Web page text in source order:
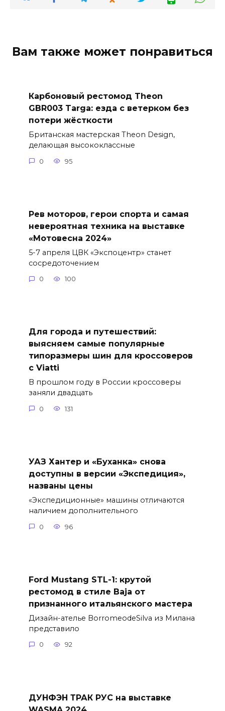
Вам также может понравиться
Карбоновый рестомод Theon
GBR003 Targa: езда с ветерком без
потери жёсткости
Британская мастерская Theon Design,
делающая высококлассные
0 95
Рев моторов, герои спорта и самая
невероятная техника на выставке
«Мотовесна 2024»
5-7 апреля ЦВК «Экспоцентр» станет
сосредоточением
0 100
Для города и путешествий:
выясняем самые популярные
типоразмеры шин для кроссоверов
с Viatti
В прошлом году в России кроссоверы
заняли двадцать
0 131
УАЗ Хантер и «Буханка» снова
доступны в версии «Экспедиция»,
названы цены
«Экспедиционные» машины отличаются
наличием дополнительного
0 96
Ford Mustang STL-1: крутой
рестомод в стиле Baja от
признанного итальянского мастера
Дизайн-ателье BorromeodeSilva из Милана
представило
0 92
ДУНФЭН ТРАК РУС на выставке